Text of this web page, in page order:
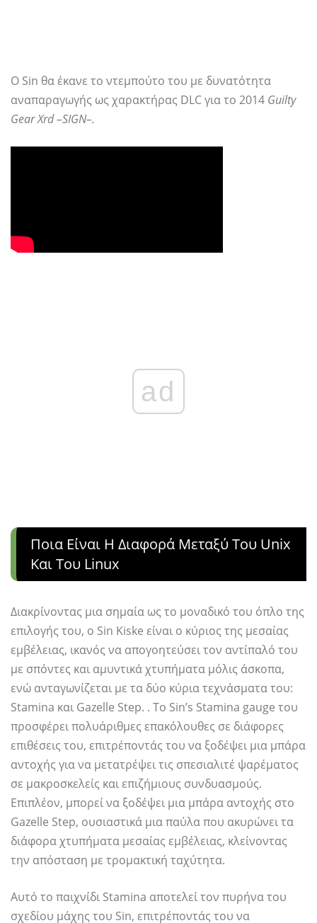
Ο Sin θα έκανε το ντεμπούτο του με δυνατότητα
αναπαραγωγής ως χαρακτήρας DLC για το 2014 Guilty
Gear Xrd –SIGN–.
ad
Ποια Είναι Η Διαφορά Μεταξύ Του Unix
Και Του Linux
Διακρίνοντας μια σημαία ως το μοναδικό του όπλο της
επιλογής του, ο Sin Kiske είναι ο κύριος της μεσαίας
εμβέλειας, ικανός να απογοητεύσει τον αντίπαλό του
με σπόντες και αμυντικά χτυπήματα μόλις άσκοπα,
ενώ ανταγωνίζεται με τα δύο κύρια τεχνάσματα του:
Stamina και Gazelle Step. . Το Sin’s Stamina gauge του
προσφέρει πολυάριθμες επακόλουθες σε διάφορες
επιθέσεις του, επιτρέποντάς του να ξοδέψει μια μπάρα
αντοχής για να μετατρέψει τις σπεσιαλιτέ ψαρέματος
σε μακροσκελείς και επιζήμιους συνδυασμούς.
Επιπλέον, μπορεί να ξοδέψει μια μπάρα αντοχής στο
Gazelle Step, ουσιαστικά μια παύλα που ακυρώνει τα
διάφορα χτυπήματα μεσαίας εμβέλειας, κλείνοντας
την απόσταση με τρομακτική ταχύτητα.
Αυτό το παιχνίδι Stamina αποτελεί τον πυρήνα του
σχεδίου μάχης του Sin, επιτρέποντάς του να